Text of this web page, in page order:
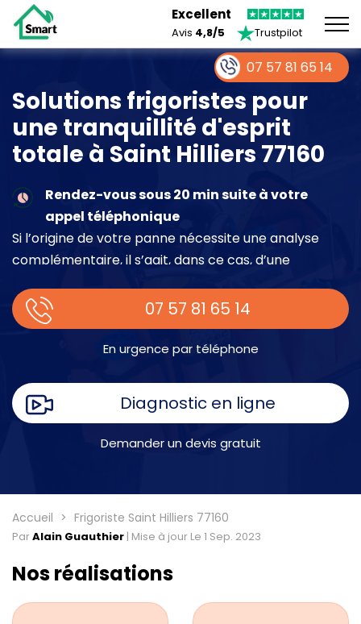
Excellent
Avis 4,8/5 Trustpilot
Solutions frigoristes pour
une tranquillité d'esprit
totale à Saint Hilliers 77160
Rendez-vous sous 20 min suite à votre
appel téléphonique
Si l’origine de votre panne nécessite une analyse
complémentaire, il s’agit, dans ce cas, d’une
place.
07 57 81 65 14
En urgence par téléphone
Diagnostic en ligne
Demander un devis gratuit
Accueil Frigoriste Saint Hilliers 77160
ParAlain Guauthier | Mise à jour Le 1 Sep. 2023
Nos réalisations
07 57 81 65 14